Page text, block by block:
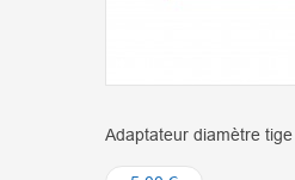
Adaptateur diamètre